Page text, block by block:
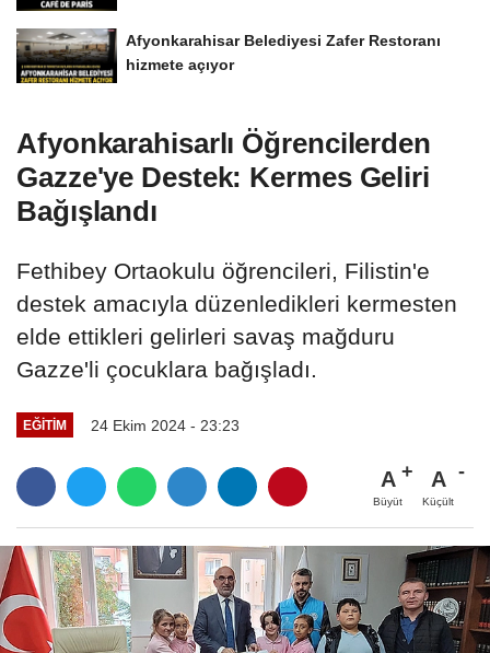
Afyonkarahisar Belediyesi Zafer Restoranı
hizmete açıyor
Afyonkarahisarlı Öğrencilerden
Gazze'ye Destek: Kermes Geliri
Bağışlandı
Fethibey Ortaokulu öğrencileri, Filistin'e
destek amacıyla düzenledikleri kermesten
elde ettikleri gelirleri savaş mağduru
Gazze'li çocuklara bağışladı.
EĞITIM 24 Ekim 2024 - 23:23
A
Büyüt
A
Küçült